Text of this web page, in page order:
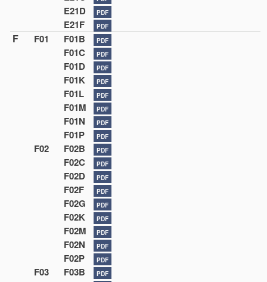
E21D PDF
E21F PDF
F F01 F01B PDF
F01C PDF
F01D PDF
F01K PDF
F01L PDF
F01M PDF
F01N PDF
F01P PDF
F02 F02B PDF
F02C PDF
F02D PDF
F02F PDF
F02G PDF
F02K PDF
F02M PDF
F02N PDF
F02P PDF
F03 F03B PDF